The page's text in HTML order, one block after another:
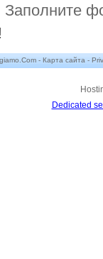
Заполните
- Карта сайта -
Dedicated